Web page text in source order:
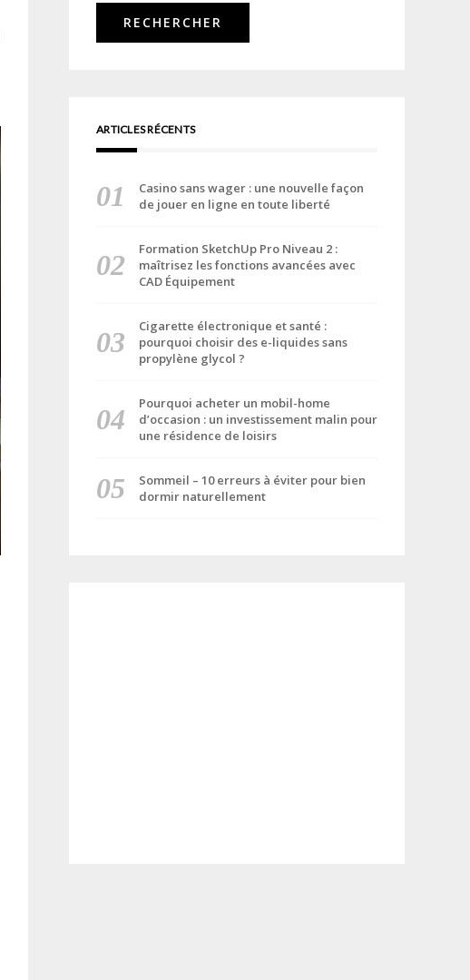
ARTICLES RÉCENTS
Casino sans wager : une nouvelle façon
de jouer en ligne en toute liberté
Formation SketchUp Pro Niveau 2 :
maîtrisez les fonctions avancées avec
CAD Équipement
Cigarette électronique et santé :
pourquoi choisir des e-liquides sans
propylène glycol ?
Pourquoi acheter un mobil-home
d’occasion : un investissement malin pour
une résidence de loisirs
Sommeil – 10 erreurs à éviter pour bien
dormir naturellement